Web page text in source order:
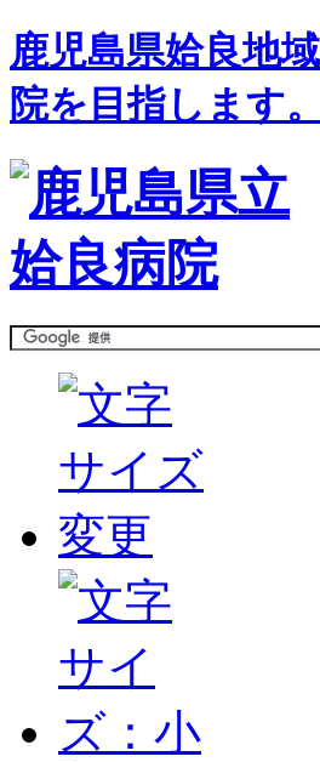
鹿児島県姶良地
院を目指します。